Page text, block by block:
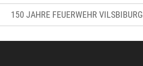
150 JAHRE FEUERWEHR VILSBIBURG